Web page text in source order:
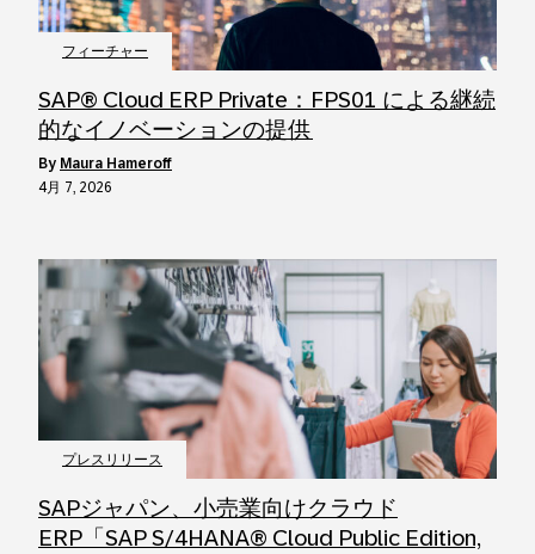
フィーチャー
SAP® Cloud ERP Private：FPS01 による継続
的なイノベーションの提供
by Maura Hameroff
4月 7, 2026
プレスリリース
SAPジャパン、小売業向けクラウド
ERP「SAP S/4HANA® Cloud Public Edition,